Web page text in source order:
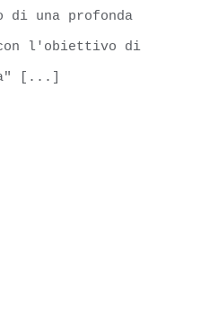
una profonda
l'obiettivo di
[...]